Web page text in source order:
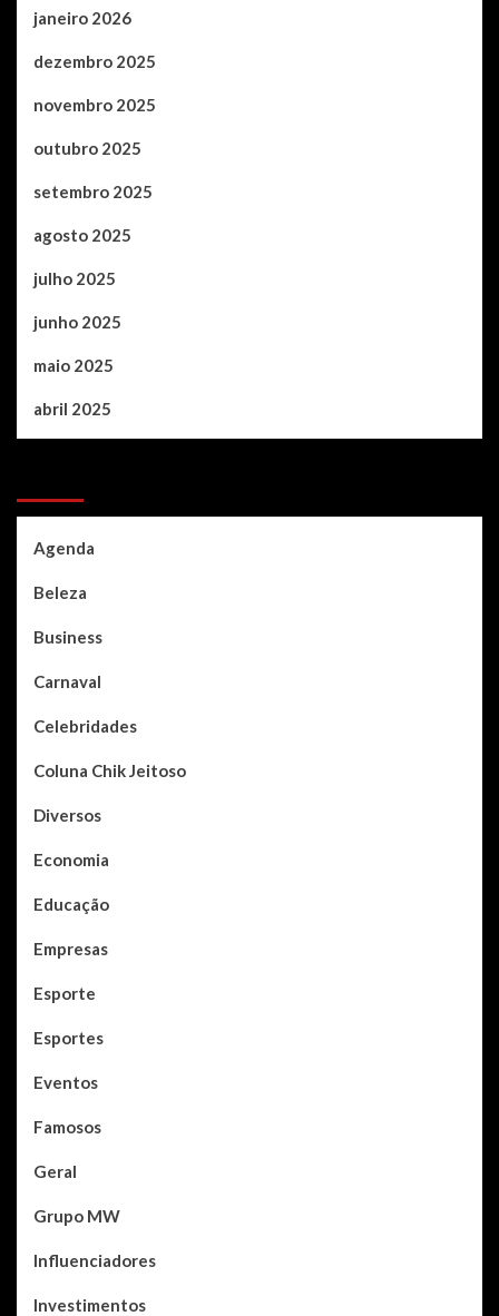
janeiro 2026
dezembro 2025
novembro 2025
outubro 2025
setembro 2025
agosto 2025
julho 2025
junho 2025
maio 2025
abril 2025
Agenda
Beleza
Business
Carnaval
Celebridades
Coluna Chik Jeitoso
Diversos
Economia
Educação
Empresas
Esporte
Esportes
Eventos
Famosos
Geral
Grupo MW
Influenciadores
Investimentos